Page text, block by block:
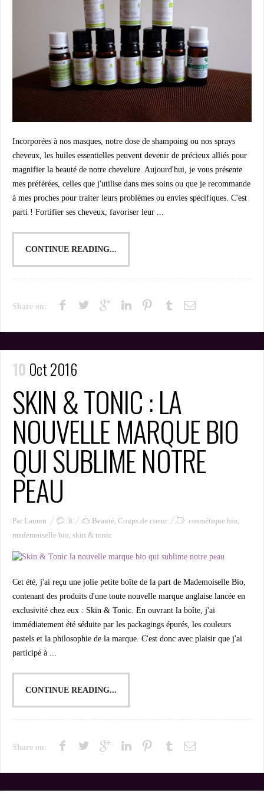
Incorporées à nos masques, notre dose de shampoing ou nos sprays
cheveux, les huiles essentielles peuvent devenir de précieux alliés pour
magnifier la beauté de notre chevelure. Aujourd'hui, je vous présente
mes préférées, celles que j'utilise dans mes soins ou que je recommande
à mes proches pour traiter leurs problèmes ou envies spécifiques. C'est
parti ! Fortifier ses cheveux, favoriser leur ...
CONTINUE READING...
Share on:
10 Oct 2016
SKIN & TONIC : LA
NOUVELLE MARQUE BIO
QUI SUBLIME NOTRE
PEAU
Par Lauren 8 Beauté Coups de coeur cosmétique bio
mademoiselle bio skin & tonic
Cet été, j'ai reçu une jolie petite boîte de la part de Mademoiselle Bio,
contenant des produits d'une toute nouvelle marque anglaise lancée en
exclusivité chez eux : Skin & Tonic. En ouvrant la boîte, j'ai
immédiatement été séduite par les packagings épurés, les couleurs
pastels et la philosophie de la marque. C'est donc avec plaisir que j'ai
participé à ...
CONTINUE READING...
Share on: